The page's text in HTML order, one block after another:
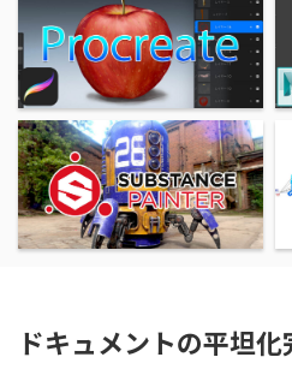
ドキュメントの平坦化